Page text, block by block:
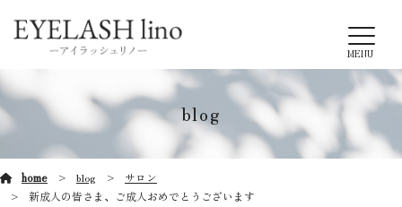
MENU
blog
home blog
サロン
新成人の皆さま、ご成人おめでとうございます